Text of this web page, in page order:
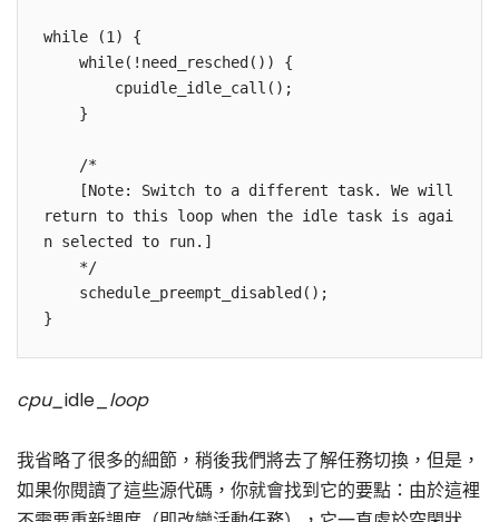
while (1) {
    while(!need_resched()) {
        cpuidle_idle_call();
    }
    /*
    [Note: Switch to a different task. We will
return to this loop when the idle task is agai
n selected to run.]
    */
    schedule_preempt_disabled();
cpu_idle_ loop
我省略了很多的細節，稍後我們將去了解任務切換，但是，
如果你閱讀了這些源代碼，你就會找到它的要點：由於這裡